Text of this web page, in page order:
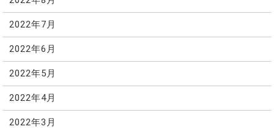
2022年7月
2022年6月
2022年5月
2022年4月
2022年3月